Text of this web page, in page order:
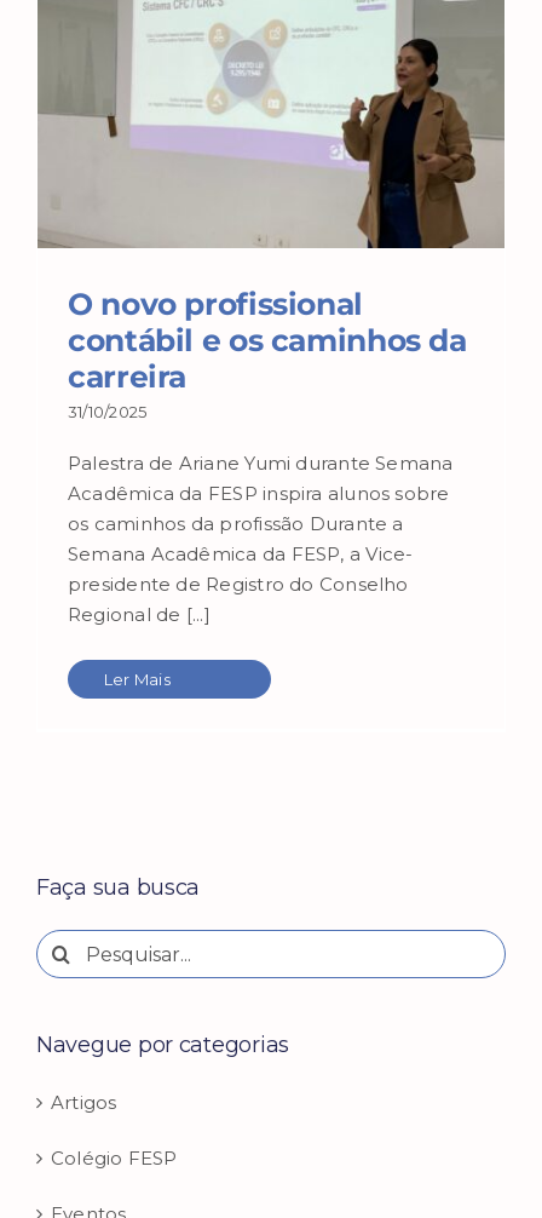
O novo profissional
contábil e os caminhos da
carreira
31/10/2025
Palestra de Ariane Yumi durante Semana
Acadêmica da FESP inspira alunos sobre
os caminhos da profissão Durante a
Semana Acadêmica da FESP, a Vice-
presidente de Registro do Conselho
Regional de [...]
Ler Mais
Faça sua busca
Buscar
resultados
Navegue por categorias
Artigos
Colégio FESP